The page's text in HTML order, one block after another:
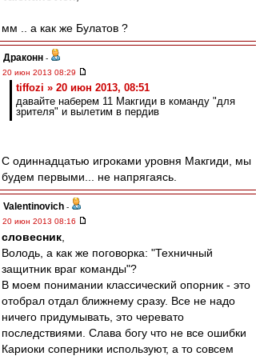
мм .. а как же Булатов ?
Драконн -
20 июн 2013 08:29
tiffozi » 20 июн 2013, 08:51
давайте наберем 11 Макгиди в команду "для
зрителя" и вылетим в пердив
С одиннадцатью игроками уровня Макгиди, мы
будем первыми... не напрягаясь.
Valentinovich -
20 июн 2013 08:16
словесник
Володь, а как же поговорка: "Техничный
защитник враг команды"?
В моем понимании классический опорник - это
отобрал отдал ближнему сразу. Все не надо
ничего придумывать, это черевато
последствиями. Слава богу что не все ошибки
Кариоки соперники используют, а то совсем